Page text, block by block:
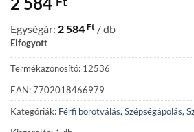
Egységár: 2 584 Ft / db
Elfogyott
Termékazonosító: 12536
EAN: 7702018466979
Kategóriák: Férfi borotválás, Szépségápolás,